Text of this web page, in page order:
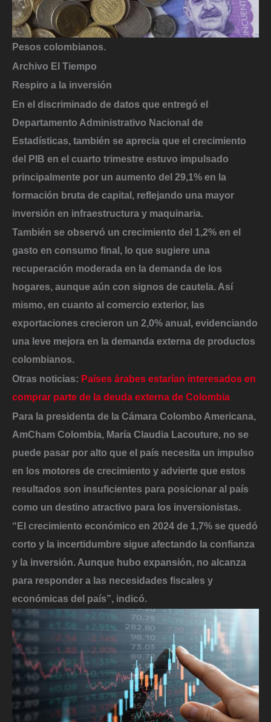
Pesos colombianos.
Archivo El Tiempo
Respiro a la inversión
En el discriminado de datos que entregó el
Departamento Administrativo Nacional de
Estadísticas, también se aprecia que el crecimiento
del PIB en el cuarto trimestre estuvo impulsado
principalmente por un aumento del 29,1% en la
formación bruta de capital, reflejando una mayor
inversión en infraestructura y maquinaria.
También se observó un crecimiento del 1,2% en el
gasto en consumo final, lo que sugiere una
recuperación moderada en la demanda de los
hogares, aunque aún con signos de cautela. Así
mismo, en cuanto al comercio exterior, las
exportaciones crecieron un 2,0% anual, evidenciando
una leve mejora en la demanda externa de productos
colombianos.
Otras noticias: Países árabes estarían interesados en
comprar parte de la deuda externa de Colombia
Para la presidenta de la Cámara Colombo Americana,
AmCham Colombia, María Claudia Lacouture, no se
puede pasar por alto que el país necesita un impulso
en los motores de crecimiento y advierte que estos
resultados son insuficientes para posicionar al país
como un destino atractivo para los inversionistas.
“El crecimiento económico en 2024 de 1,7% se quedó
corto y la incertidumbre sigue afectando la confianza
y la inversión. Aunque hubo expansión, no alcanza
para responder a las necesidades fiscales y
económicas del país”, indicó.